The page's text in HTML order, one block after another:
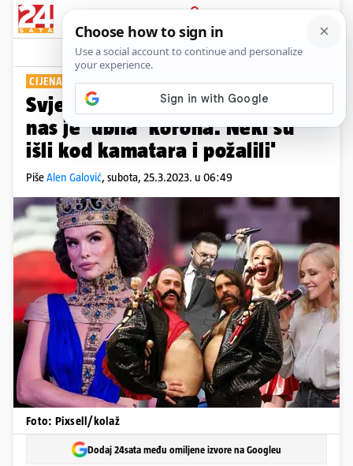
PRIJAVA
Show Komentari
CIJENA SLAVE U PANDEMIJI PLUS+
Svjedočanstva s estrade: 'Sve
nas je 'ubila' korona. Neki su
išli kod kamatara i požalili'
PišeAlen Galović, subota, 25.3.2023. u 06:49
Foto: Pixsell/kolaž
Dodaj 24sata među omiljene izvore na Googleu